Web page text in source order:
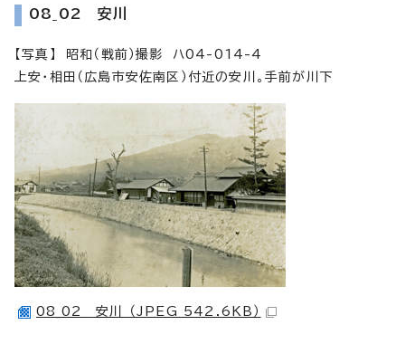
08_02 安川
【写真】 昭和（戦前）撮影 ハ04-014-4
上安・相田（広島市安佐南区）付近の安川。手前が川下
08_02 安川 （JPEG 542.6KB）